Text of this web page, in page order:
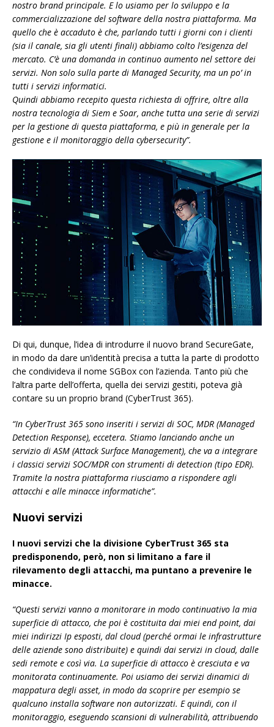
nostro brand principale. E lo usiamo per lo sviluppo e la
commercializzazione del software della nostra piattaforma. Ma
quello che è accaduto è che, parlando tutti i giorni con i clienti
(sia il canale, sia gli utenti finali) abbiamo colto l’esigenza del
mercato. C’è una domanda in continuo aumento nel settore dei
servizi. Non solo sulla parte di Managed Security, ma un po’ in
tutti i servizi informatici.
Quindi abbiamo recepito questa richiesta di offrire, oltre alla
nostra tecnologia di Siem e Soar, anche tutta una serie di servizi
per la gestione di questa piattaforma, e più in generale per la
gestione e il monitoraggio della cybersecurity”.
Di qui, dunque, l’idea di introdurre il nuovo brand SecureGate,
in modo da dare un’identità precisa a tutta la parte di prodotto
che condivideva il nome SGBox con l’azienda. Tanto più che
l’altra parte dell’offerta, quella dei servizi gestiti, poteva già
contare su un proprio brand (CyberTrust 365).
“In CyberTrust 365 sono inseriti i servizi di SOC, MDR (Managed
Detection Response), eccetera. Stiamo lanciando anche un
servizio di ASM (Attack Surface Management), che va a integrare
i classici servizi SOC/MDR con strumenti di detection (tipo EDR).
Tramite la nostra piattaforma riusciamo a rispondere agli
attacchi e alle minacce informatiche”.
Nuovi servizi
I nuovi servizi che la divisione CyberTrust 365 sta
predisponendo, però, non si limitano a fare il
rilevamento degli attacchi, ma puntano a prevenire le
minacce.
“Questi servizi vanno a monitorare in modo continuativo la mia
superficie di attacco, che poi è costituita dai miei end point, dai
miei indirizzi Ip esposti, dal cloud (perché ormai le infrastrutture
delle aziende sono distribuite) e quindi dai servizi in cloud, dalle
sedi remote e così via. La superficie di attacco è cresciuta e va
monitorata continuamente. Poi usiamo dei servizi dinamici di
mappatura degli asset, in modo da scoprire per esempio se
qualcuno installa software non autorizzati. E quindi, con il
monitoraggio, eseguendo scansioni di vulnerabilità, attribuendo